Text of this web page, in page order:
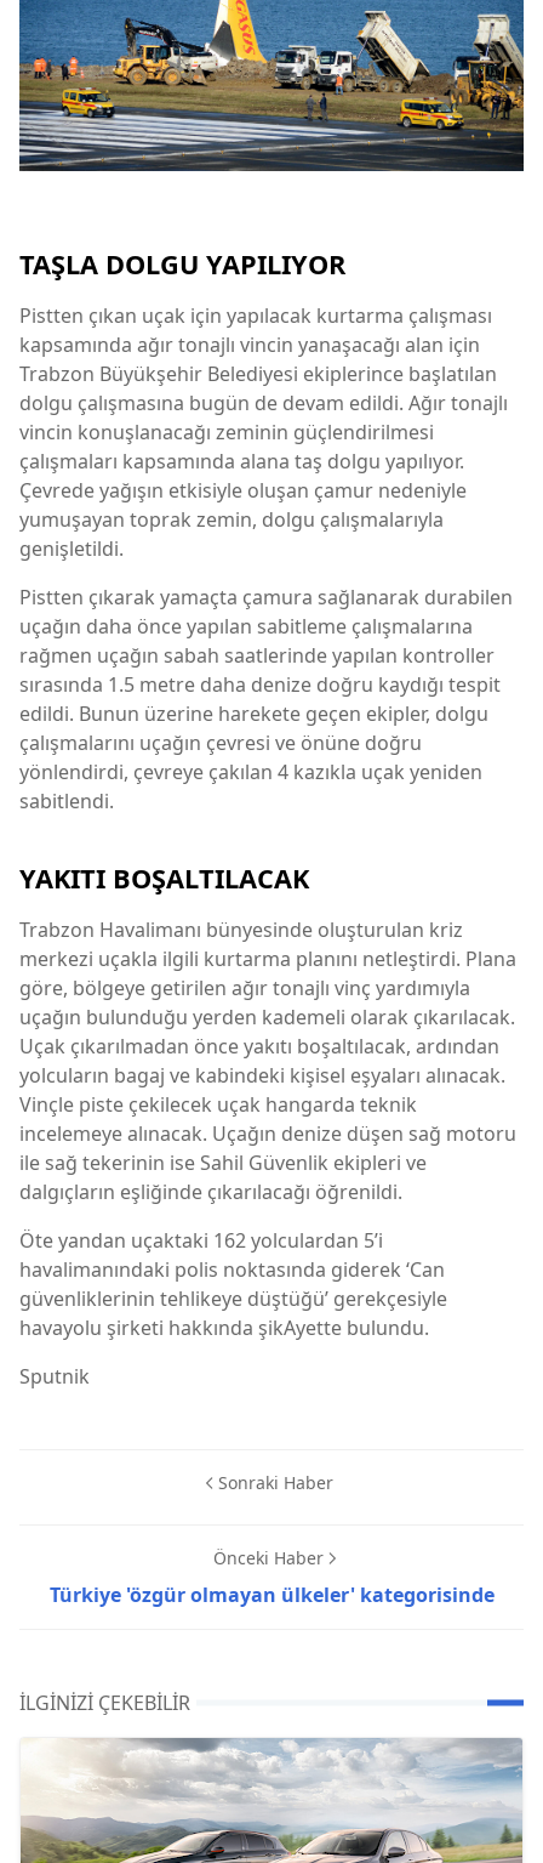
TAŞLA DOLGU YAPILIYOR
Pistten çıkan uçak için yapılacak kurtarma çalışması
kapsamında ağır tonajlı vincin yanaşacağı alan için
Trabzon Büyükşehir Belediyesi ekiplerince başlatılan
dolgu çalışmasına bugün de devam edildi. Ağır tonajlı
vincin konuşlanacağı zeminin güçlendirilmesi
çalışmaları kapsamında alana taş dolgu yapılıyor.
Çevrede yağışın etkisiyle oluşan çamur nedeniyle
yumuşayan toprak zemin, dolgu çalışmalarıyla
genişletildi.
Pistten çıkarak yamaçta çamura sağlanarak durabilen
uçağın daha önce yapılan sabitleme çalışmalarına
rağmen uçağın sabah saatlerinde yapılan kontroller
sırasında 1.5 metre daha denize doğru kaydığı tespit
edildi. Bunun üzerine harekete geçen ekipler, dolgu
çalışmalarını uçağın çevresi ve önüne doğru
yönlendirdi, çevreye çakılan 4 kazıkla uçak yeniden
sabitlendi.
YAKITI BOŞALTILACAK
Trabzon Havalimanı bünyesinde oluşturulan kriz
merkezi uçakla ilgili kurtarma planını netleştirdi. Plana
göre, bölgeye getirilen ağır tonajlı vinç yardımıyla
uçağın bulunduğu yerden kademeli olarak çıkarılacak.
Uçak çıkarılmadan önce yakıtı boşaltılacak, ardından
yolcuların bagaj ve kabindeki kişisel eşyaları alınacak.
Vinçle piste çekilecek uçak hangarda teknik
incelemeye alınacak. Uçağın denize düşen sağ motoru
ile sağ tekerinin ise Sahil Güvenlik ekipleri ve
dalgıçların eşliğinde çıkarılacağı öğrenildi.
Öte yandan uçaktaki 162 yolculardan 5’i
havalimanındaki polis noktasında giderek ‘Can
güvenliklerinin tehlikeye düştüğü’ gerekçesiyle
havayolu şirketi hakkında şikAyette bulundu.
Sputnik
Sonraki Haber
Önceki Haber
Türkiye 'özgür olmayan ülkeler' kategorisinde
İLGINIZI ÇEKEBILIR